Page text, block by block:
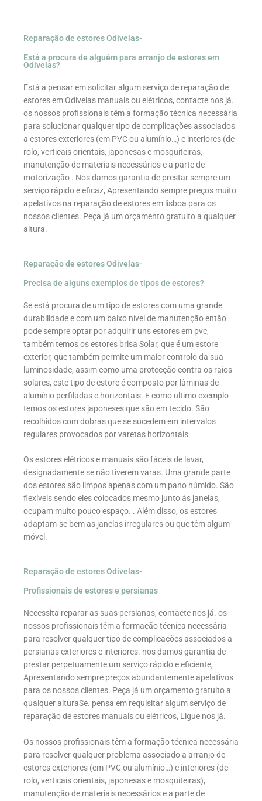
Reparação de estores Odivelas-
Está a procura de alguém para arranjo de estores em
Odivelas?
Está a pensar em solicitar algum serviço de reparação de
estores em Odivelas manuais ou elétricos, contacte nos já.
os nossos profissionais têm a formação técnica necessária
para solucionar qualquer tipo de complicações associados
a estores exteriores (em PVC ou alumínio…) e interiores (de
rolo, verticais orientais, japonesas e mosquiteiras,
manutenção de materiais necessários e a parte de
motorização . Nos damos garantia de prestar sempre um
serviço rápido e eficaz, Apresentando sempre preços muito
apelativos na reparação de estores em lisboa para os
nossos clientes. Peça já um orçamento gratuito a qualquer
altura.
Reparação de estores Odivelas-
Precisa de alguns exemplos de tipos de estores?
Se está procura de um tipo de estores com uma grande
durabilidade e com um baixo nível de manutenção então
pode sempre optar por adquirir uns estores em pvc,
também temos os estores brisa Solar, que é um estore
exterior, que também permite um maior controlo da sua
luminosidade, assim como uma protecção contra os raios
solares, este tipo de estore é composto por lâminas de
alumínio perfiladas e horizontais. E como ultimo exemplo
temos os estores japoneses que são em tecido. São
recolhidos com dobras que se sucedem em intervalos
regulares provocados por varetas horizontais.
Os estores elétricos e manuais são fáceis de lavar,
designadamente se não tiverem varas. Uma grande parte
dos estores são limpos apenas com um pano húmido. São
flexíveis sendo eles colocados mesmo junto às janelas,
ocupam muito pouco espaço. . Além disso, os estores
adaptam-se bem as janelas irregulares ou que têm algum
móvel.
Reparação de estores Odivelas-
Profissionais de estores e persianas
Necessita reparar as suas persianas, contacte nos já. os
nossos profissionais têm a formação técnica necessária
para resolver qualquer tipo de complicações associados a
persianas exteriores e interiores. nos damos garantia de
prestar perpetuamente um serviço rápido e eficiente,
Apresentando sempre preços abundantemente apelativos
para os nossos clientes. Peça já um orçamento gratuito a
qualquer alturaSe. pensa em requisitar algum serviço de
reparação de estores manuais ou elétricos, Ligue nos já.
Os nossos profissionais têm a formação técnica necessária
para resolver qualquer problema associado a arranjo de
estores exteriores (em PVC ou alumínio…) e interiores (de
rolo, verticais orientais, japonesas e mosquiteiras),
manutenção de materiais necessários e a parte de